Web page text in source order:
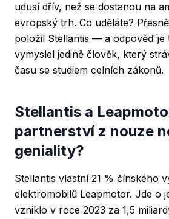
udusí dřív, než se dostanou na
evropský trh. Co uděláte?
položil Stellantis — a odpověď je
vymyslel jedině člověk, který
času se studiem celních zákonů.
Stellantis a
partnerství z nouze
geniality?
Stellantis vlastní 21 % čínského
elektromobilů Leapmotor. Jde o
vzniklo v roce 2023 za 1,5